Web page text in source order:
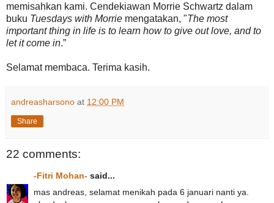
memisahkan kami. Cendekiawan Morrie Schwartz dalam
buku Tuesdays with Morrie mengatakan, "The most
important thing in life is to learn how to give out love, and to
let it come in.”
Selamat membaca. Terima kasih.
andreasharsono at 12:00 PM
Share
22 comments:
-Fitri Mohan- said...
mas andreas, selamat menikah pada 6 januari nanti ya.